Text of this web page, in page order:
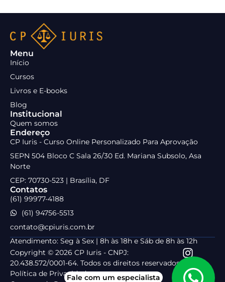
Menu
Início
Cursos
Livros e E-books
Blog
Institucional
Quem somos
Endereço
CP Iuris - Curso Online Personalizado Para Aprovação
SEPN 504 Bloco C Sala 26/30 Ed. Mariana Subsolo, Asa
Norte
CEP: 70730-523 | Brasília, DF
Contatos
(61) 99977-4188
(61) 94756-5513
contato@cpiuris.com.br
Atendimento: Seg à Sex | 8h às 18h e Sáb de 8h às 12h
Copyright © 2026 CP Iuris - CNPJ:
20.438.572/0001-64. Todos os direitos reservados.
Política de PrivacidadeFale com um especialista